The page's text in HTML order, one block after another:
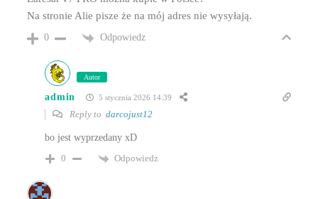
Na stronie Alie pisze że na mój adres nie wysyłają.
0 Odpowiedz
Autor
admin 5 stycznia 2026 14:39
Reply todarcojust12
bo jest wyprzedany xD
0
Odpowiedz